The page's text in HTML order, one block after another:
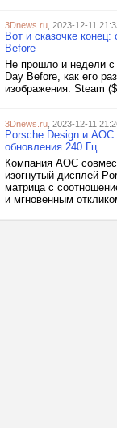
3Dnews.ru , 2023-12-11
Вот и сказочке
Before
Не прошло и недели с
Day Before, как его
изображения: Steam
3Dnews.ru , 2023-12-11
Porsche Design и
обновления 240 Гц
Компания AOC
изогнутый дисплей
матрица с
и мгновенным